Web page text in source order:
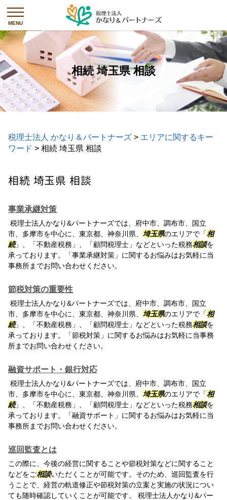
相続 埼玉県 相談
税理士法人 かなり＆パートナーズ > エリアに関するキー
ワード > 相続 埼玉県 相談
相続 埼玉県 相談
事業承継対策
税理士法人かなり&パートナーズでは、府中市、調布市、国立
市、多摩市を中心に、東京都、神奈川県、 埼玉県のエリアで「相
続」、「不動産税務」、「顧問税理士」などといった税務相談を
承っております。「事業承継対策」に関するお悩みはお気軽に当
事務所までお問い合わせください。
節税対策の重要性
税理士法人かなり&パートナーズでは、府中市、調布市、国立
市、多摩市を中心に、東京都、神奈川県、 埼玉県のエリアで「相
続」、「不動産税務」、「顧問税理士」などといった税務相談を
承っております。「節税対策」に関するお悩みはお気軽に当事務
所までお問い合わせください。
融資サポート・銀行対応
税理士法人かなり&パートナーズでは、府中市、調布市、国立
市、多摩市を中心に、東京都、神奈川県、 埼玉県のエリアで「相
続」、「不動産税務」、「顧問税理士」などといった税務相談を
承っております。「融資サポート」に関するお悩みはお気軽に当
事務所までお問い合わせください。
巡回監査とは
この際に、今後の経営に関することや節税対策などに関すること
などをご相談いただくことが可能です。そのため、巡回監査を行
うことで、経営の軌道修正や節税対策の立案と実施の状況につい
ても随時確認していくことが可能です。 税理士法人かなり&パー